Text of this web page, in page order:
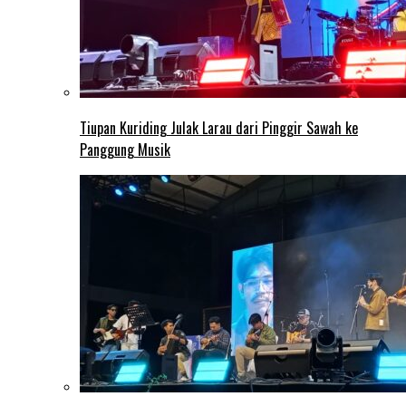
Tiupan Kuriding Julak Larau dari Pinggir Sawah ke
Panggung Musik